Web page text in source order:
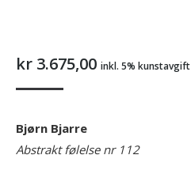
kr 3.675,00 inkl. 5% kunstavgift
Bjørn Bjarre
Abstrakt følelse nr 112